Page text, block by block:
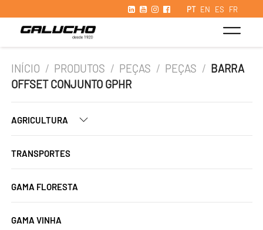
PT EN ES FR
INÍCIO / PRODUTOS / PEÇAS / PEÇAS / BARRA
OFFSET CONJUNTO GPHR
AGRICULTURA
TRANSPORTES
GAMA FLORESTA
GAMA VINHA